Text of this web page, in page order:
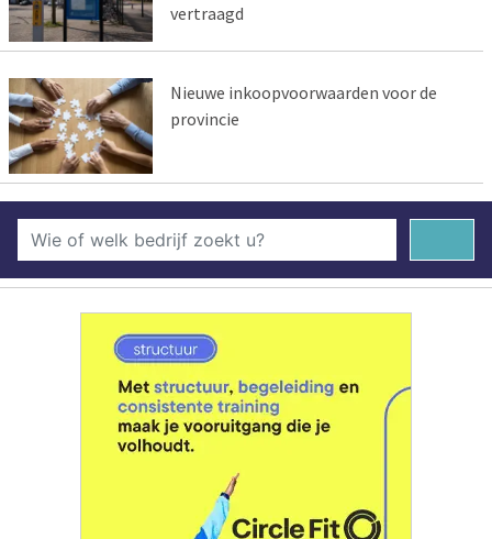
vertraagd
Nieuwe inkoopvoorwaarden voor de
provincie